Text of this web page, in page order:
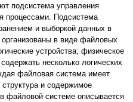
подсистема управления
процессами. Подсистема
и выборкой данных в
в виде файловых
устройства; физическое
несколько логических
файловая система имеет
и содержимое
системе описывается